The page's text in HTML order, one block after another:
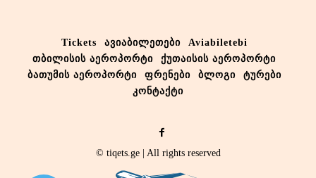
თბილისი ვენა
თბილისი ლარნაკა
თბილისი დუბაი
Tickets ავიაბილეთები
Aviabiletebi
თბილისის აეროპორტი
ქუთაისის აეროპორტი
ბათუმის აეროპორტი
ფრენები ბლოგი
ტურები
კონტაქტი
© tiqets.ge | All rights reserved